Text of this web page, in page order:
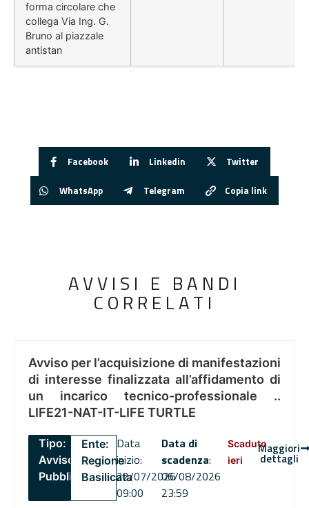
forma circolare che
collega Via Ing. G.
Bruno al piazzale
antistan
Facebook Linkedin Twitter
WhatsApp Telegram Copia link
AVVISI E BANDI
CORRELATI
Avviso per l’acquisizione di manifestazioni
di interesse finalizzata all’affidamento di
un incarico tecnico-professionale ..
LIFE21-NAT-IT-LIFE TURTLE
Tipo:
Avviso
Pubblico
Ente:
Regione
Basilicata
Data
inizio:
22/07/2026
09:00
Data di
scadenza:
06/08/2026
23:59
Scaduto
ieri
Maggiori
dettagli